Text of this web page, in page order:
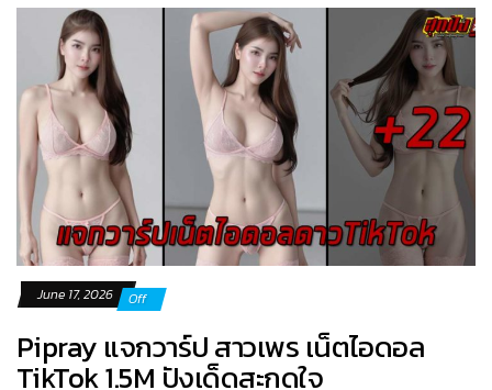
June 17, 2026 Off
Pipray แจกวาร์ป สาวเพร เน็ตไอดอล
TikTok 1.5M ปังเด็ดสะกดใจ